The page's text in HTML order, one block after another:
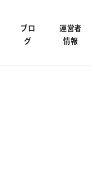
ブロ
グ
運営者
情報